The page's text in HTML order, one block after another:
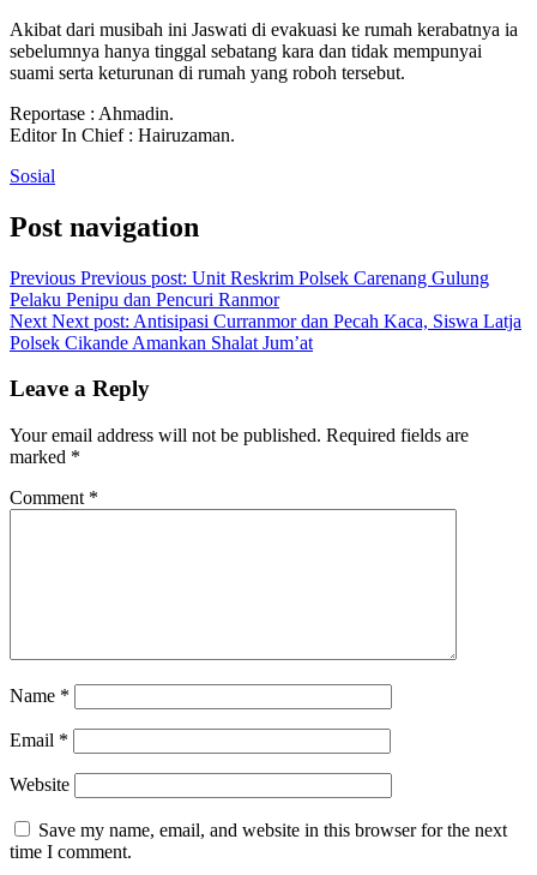
Akibat dari musibah ini Jaswati di evakuasi ke rumah kerabatnya ia
sebelumnya hanya tinggal sebatang kara dan tidak mempunyai
suami serta keturunan di rumah yang roboh tersebut.
Reportase : Ahmadin.
Editor In Chief : Hairuzaman.
Sosial
Post navigation
Previous Previous post: Unit Reskrim Polsek Carenang Gulung
Pelaku Penipu dan Pencuri Ranmor
Next Next post: Antisipasi Curranmor dan Pecah Kaca, Siswa Latja
Polsek Cikande Amankan Shalat Jum’at
Leave a Reply
Your email address will not be published. Required fields are
marked *
Comment *
Name *
Email *
Website
Save my name, email, and website in this browser for the next
time I comment.